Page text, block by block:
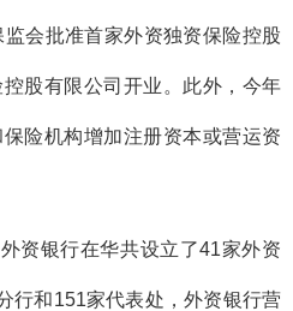
会批准首家外资独资保险控股
股有限公司开业。此外，今年
险机构增加注册资本或营运资
资银行在华共设立了41家外资
行和151家代表处，外资银行营